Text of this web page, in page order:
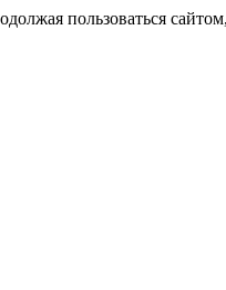
пользоваться